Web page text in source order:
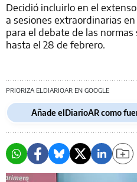
Decidió incluirlo en el
a sesiones extraordinarias
para el debate de las
hasta el 28 de febrero.
PRIORIZA ELDIARIOAR EN GOOGLE
Añade elDiarioAR como